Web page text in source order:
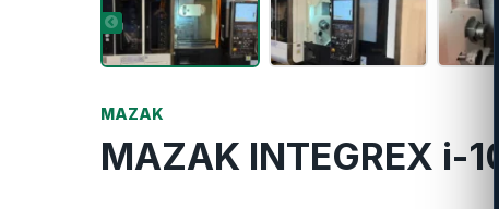
MAZAK
MAZAK INTEGREX i-